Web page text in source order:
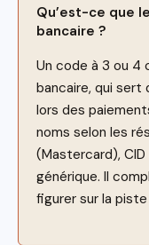
Qu’est-ce que
bancaire ?
Un code à 3 ou 4
bancaire, qui sert
lors des
noms selon les
(Mastercard), CID
générique. Il
figurer sur la